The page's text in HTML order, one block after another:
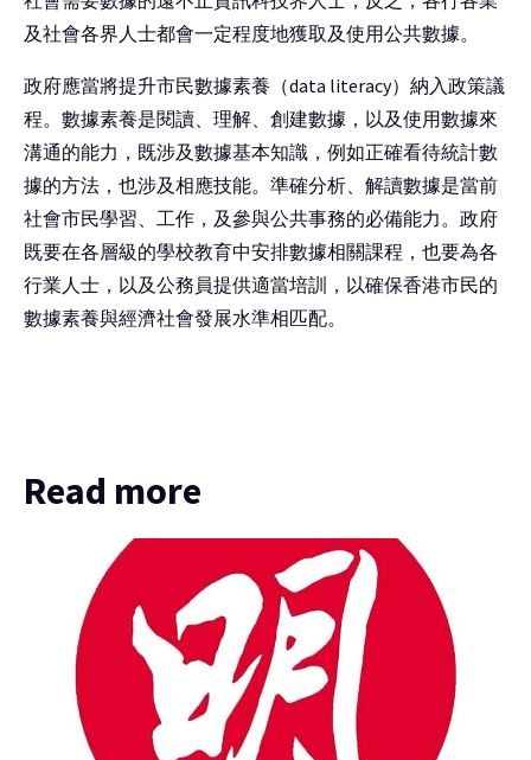
及社會各界人士都會一定程度地獲取及使用公共數據。
政府應當將提升市民數據素養（data literacy）納入政策議
程。數據素養是閱讀、理解、創建數據，以及使用數據來
溝通的能力，既涉及數據基本知識，例如正確看待統計數
據的方法，也涉及相應技能。準確分析、解讀數據是當前
社會市民學習、工作，及參與公共事務的必備能力。政府
既要在各層級的學校教育中安排數據相關課程，也要為各
行業人士，以及公務員提供適當培訓，以確保香港市民的
數據素養與經濟社會發展水準相匹配。
Read more